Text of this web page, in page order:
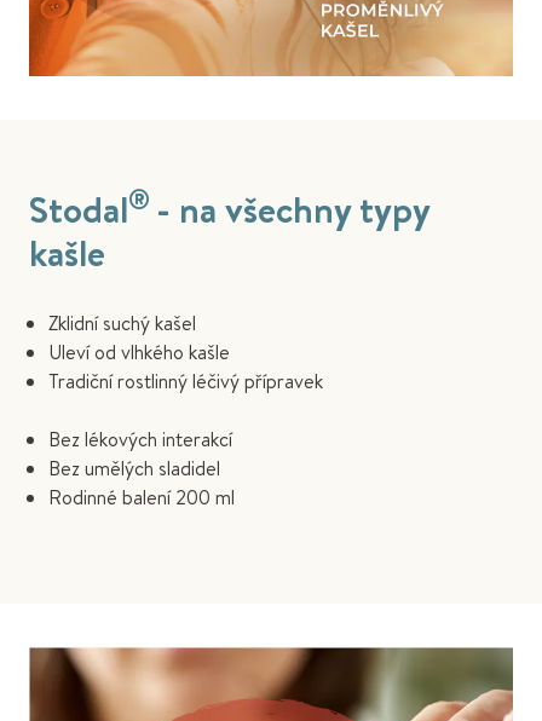
Stodal® - na všechny typy
kašle
Zklidní suchý kašel
Uleví od vlhkého kašle
Tradiční rostlinný léčivý přípravek
Bez lékových interakcí
Bez umělých sladidel
Rodinné balení 200 ml